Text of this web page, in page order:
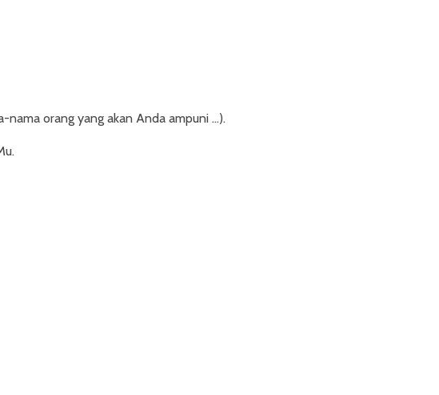
nama orang yang akan Anda ampuni …).